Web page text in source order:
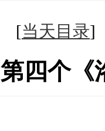
[当天目录
第四个《